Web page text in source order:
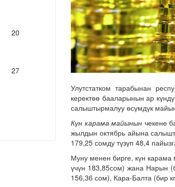
20
27
Улутстатком тарабынан
керектөө бааларынын ар
салыштырмалуу өсүмдүк
Күн карама майынын чекене
жылдын октябрь айына
179,25 сомду түзүп 48,4
Муну менен бирге, күн карама
үчүн 183,85сом) жана Нарын
156,36 сом), Кара-Балта (бир